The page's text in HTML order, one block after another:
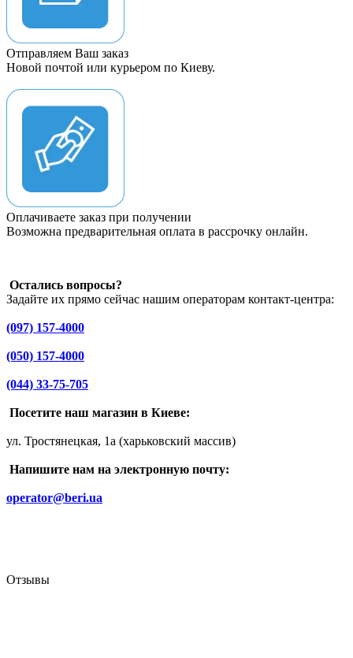
Отправляем Ваш заказ
Новой почтой или курьером по Киеву.
Оплачиваете заказ при получении
Возможна предварительная оплата в рассрочку онлайн.
Остались вопросы?
Задайте их прямо сейчас нашим операторам контакт-центра:
(097) 157-4000
(050) 157-4000
(044) 33-75-705
Посетите наш магазин в Киеве:
ул. Тростянецкая, 1а (харьковский массив)
Напишите нам на электронную почту:
operator@beri.ua
Отзывы